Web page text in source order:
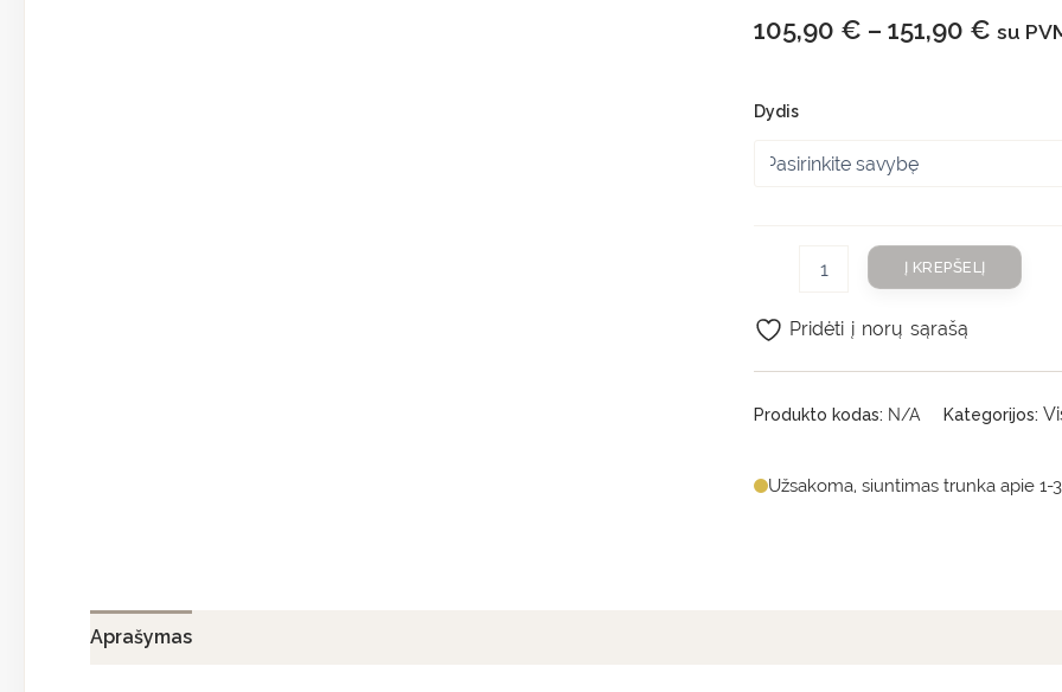
105,90 € – 151,90 € su
Dydis
Į KREPŠELĮ
Produkto kodas: N/A Kategorijos:
Užsakoma, siuntimas trunka apie 1-
Pridėti į norų sąrašą
Aprašymas